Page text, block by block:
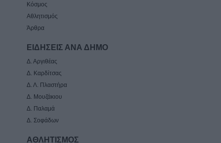
Κόσμος
Αθλητισμός
Άρθρα
ΕΙΔΗΣΕΙΣ ΑΝΑ ΔΗΜΟ
Δ. Αργιθέας
Δ. Καρδίτσας
Δ. Λ. Πλαστήρα
Δ. Μουζάκιου
Δ. Παλαμά
Δ. Σοφάδων
ΑΘΛΗΤΙΣΜΟΣ